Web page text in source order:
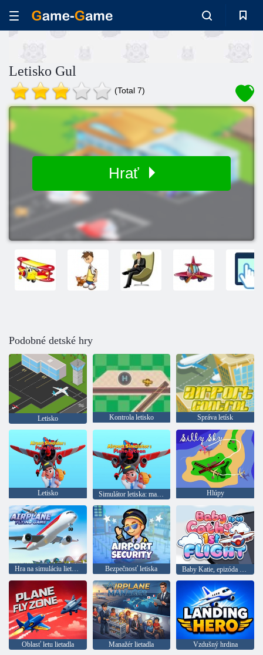
Letisko Gul
(Total 7)
Hrať
Podobné detské hry
Letisko Kontrola letisko Správa letísk
Letisko Simulátor letiska: magnát lietadla Hlúpy
Hra na simuláciu lietadla Bezpečnosť letiska Baby Katie, epizóda 49: Prvý let
Oblasť letu lietadla Manažér lietadla Vzdušný hrdina